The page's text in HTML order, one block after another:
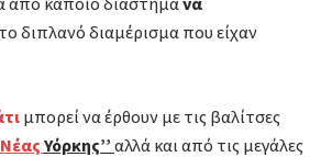
διπλανό διαμέρισμα που είχαν
μπορεί να έρθουν με τις βαλίτσες
Υόρκης’’ αλλά και από τις μεγάλες